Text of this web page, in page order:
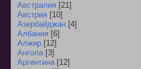
Австралия [21]
Австрия [10]
Азербайджан [4]
Албания [6]
Алжир [12]
Ангола [3]
Аргентина [12]